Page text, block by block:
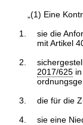
„(1) Eine
1.
sie die
mit Artikel
2.
2017/625
3.
die für die
4.
sie eine